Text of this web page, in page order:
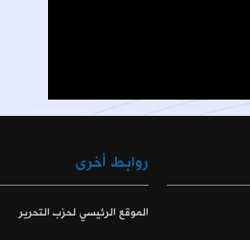
روابط أخرى
الموقع الرئيسي لحزب التحرير